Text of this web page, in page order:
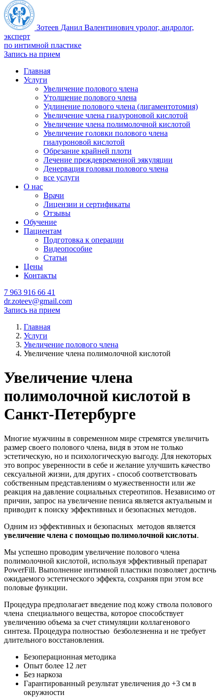
Зотеев Данил Валентинович уролог, андролог,
эксперт
по интимной пластике
Запись на прием
Главная
Услуги
Увеличение полового члена
Утолщение полового члена
Удлинение полового члена (лигаментотомия)
Увеличение члена гиалуроновой кислотой
Увеличение члена полимолочной кислотой
Увеличение головки полового члена
гиалуроновой кислотой
Обрезание крайней плоти
Лечение преждевременной эякуляции
Денервация головки полового члена
все услуги
О нас
Врачи
Лицензии и сертификаты
Отзывы
Обучение
Пациентам
Подготовка к операции
Видеопособие
Статьи
Цены
Контакты
7 963 916 66 41
dr.zoteev@gmail.com
Запись на прием
Главная
Услуги
Увеличение полового члена
Увеличение члена полимолочной кислотой
Увеличение члена
полимолочной кислотой в
Санкт-Петербурге
Многие мужчины в современном мире стремятся увеличить
размер своего полового члена, видя в этом не только
эстетическую, но и психологическую выгоду. Для некоторых
это вопрос уверенности в себе и желание улучшить качество
сексуальной жизни, для других - способ соответствовать
собственным представлениям о мужественности или же
реакция на давление социальных стереотипов. Независимо от
причин, запрос на увеличение пениса является актуальным и
приводит к поиску эффективных и безопасных методов.
Одним из эффективных и безопасных методов является
увеличение члена с помощью полимолочной кислоты.
Мы успешно проводим увеличение полового члена
полимолочной кислотой, используя эффективный препарат
PowerFill. Выполнение интимной пластики позволяет достичь
ожидаемого эстетического эффекта, сохраняя при этом все
половые функции.
Процедура предполагает введение под кожу ствола полового
члена специального вещества, которое способствует
увеличению объема за счет стимуляции коллагенового
синтеза. Процедура полностью безболезненна и не требует
длительного восстановления.
Безоперационная методика
Опыт более 12 лет
Без наркоза
Гарантированный результат увеличения до +3 см в
окружности